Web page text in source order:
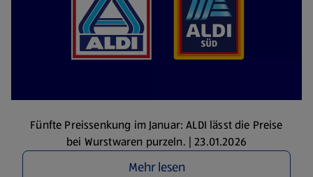
Fünfte Preissenkung im Januar: ALDI lässt die Preise
bei Wurstwaren purzeln. | 23.01.2026
Mehr lesen